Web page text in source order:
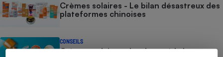
Crèmes solaires - Le bilan désastreux des
plateformes chinoises
CONSEILS
Crèmes solaires - Les logos à la loupe